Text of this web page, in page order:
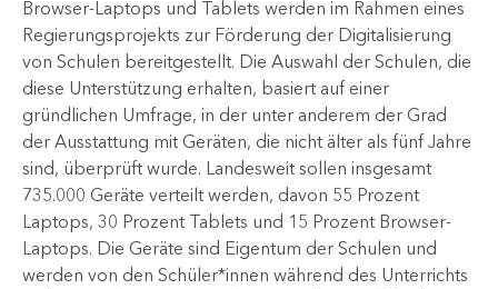
Browser-Laptops und Tablets werden im Rahmen eines
Regierungsprojekts zur Förderung der Digitalisierung
von Schulen bereitgestellt. Die Auswahl der Schulen, die
diese Unterstützung erhalten, basiert auf einer
gründlichen Umfrage, in der unter anderem der Grad
der Ausstattung mit Geräten, die nicht älter als fünf Jahre
sind, überprüft wurde. Landesweit sollen insgesamt
735.000 Geräte verteilt werden, davon 55 Prozent
Laptops, 30 Prozent Tablets und 15 Prozent Browser-
Laptops. Die Geräte sind Eigentum der Schulen und
werden von den Schüler*innen während des Unterrichts